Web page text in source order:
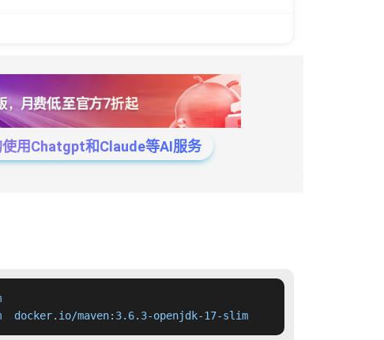
用Chatgpt和Claude等AI服务
docker.io/maven:3.6.3-openjdk-17-slim